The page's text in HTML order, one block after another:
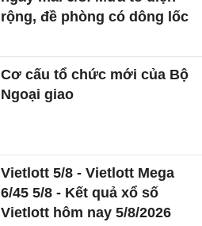
rộng, đề phòng có dông lốc
Cơ cấu tổ chức mới của Bộ
Ngoại giao
Vietlott 5/8 - Vietlott Mega
6/45 5/8 - Kết quả xổ số
Vietlott hôm nay 5/8/2026